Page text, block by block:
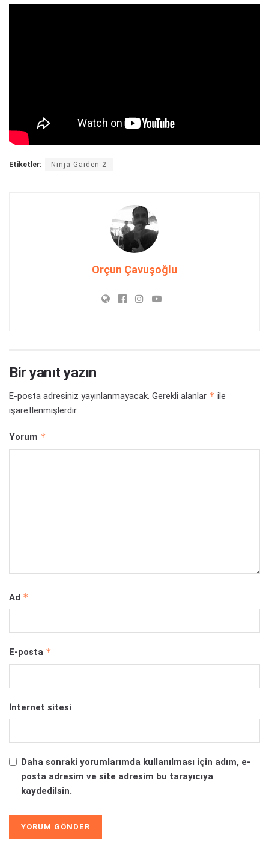
Etiketler: Ninja Gaiden 2
Orçun Çavuşoğlu
Bir yanıt yazın
E-posta adresiniz yayınlanmayacak. Gerekli alanlar * ile
işaretlenmişlerdir
Yorum *
Ad *
E-posta *
İnternet sitesi
Daha sonraki yorumlarımda kullanılması için adım, e-
posta adresim ve site adresim bu tarayıcıya
kaydedilsin.